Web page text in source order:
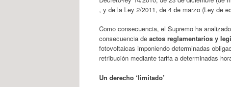
, y de la Ley 2/2011, de 4 de marzo (Ley de
Como consecuencia, el Supremo ha
consecuencia de actos reglamentarios y
fotovoltaicas imponiendo determinadas
retribución mediante tarifa a determinadas
Un derecho ‘limitado’